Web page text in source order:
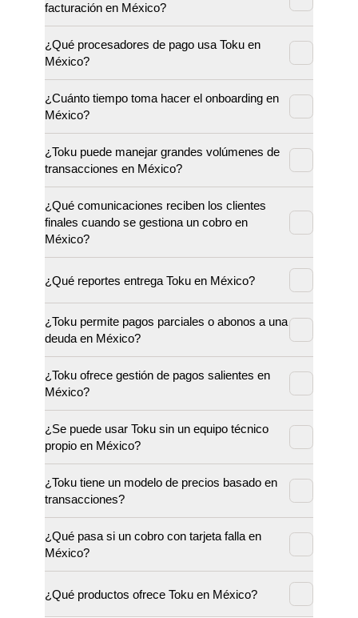
facturación en México?
¿Qué procesadores de pago usa Toku en
México?
¿Cuánto tiempo toma hacer el onboarding en
México?
¿Toku puede manejar grandes volúmenes de
transacciones en México?
¿Qué comunicaciones reciben los clientes
finales cuando se gestiona un cobro en
México?
¿Qué reportes entrega Toku en México?
¿Toku permite pagos parciales o abonos a una
deuda en México?
¿Toku ofrece gestión de pagos salientes en
México?
¿Se puede usar Toku sin un equipo técnico
propio en México?
¿Toku tiene un modelo de precios basado en
transacciones?
¿Qué pasa si un cobro con tarjeta falla en
México?
¿Qué productos ofrece Toku en México?